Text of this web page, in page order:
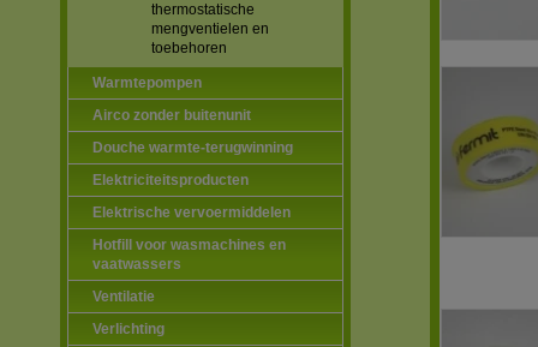
thermostatische
mengventielen en
toebehoren
Warmtepompen
Airco zonder buitenunit
Douche warmte-terugwinning
Elektriciteitsproducten
Elektrische vervoermiddelen
Hotfill voor wasmachines en
vaatwassers
Ventilatie
Verlichting